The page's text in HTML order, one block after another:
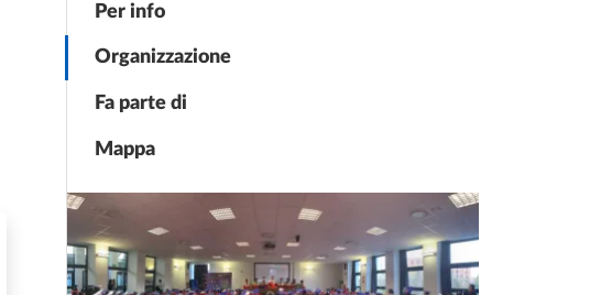
Per info
Organizzazione
Fa parte di
Mappa